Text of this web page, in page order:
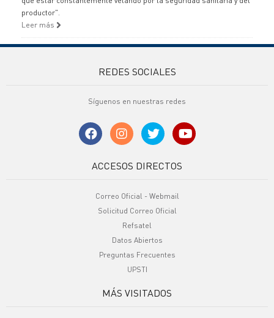
productor".
Leer más
REDES SOCIALES
Síguenos en nuestras redes
ACCESOS DIRECTOS
Correo Oficial - Webmail
Solicitud Correo Oficial
Refsatel
Datos Abiertos
Preguntas Frecuentes
UPSTI
MÁS VISITADOS